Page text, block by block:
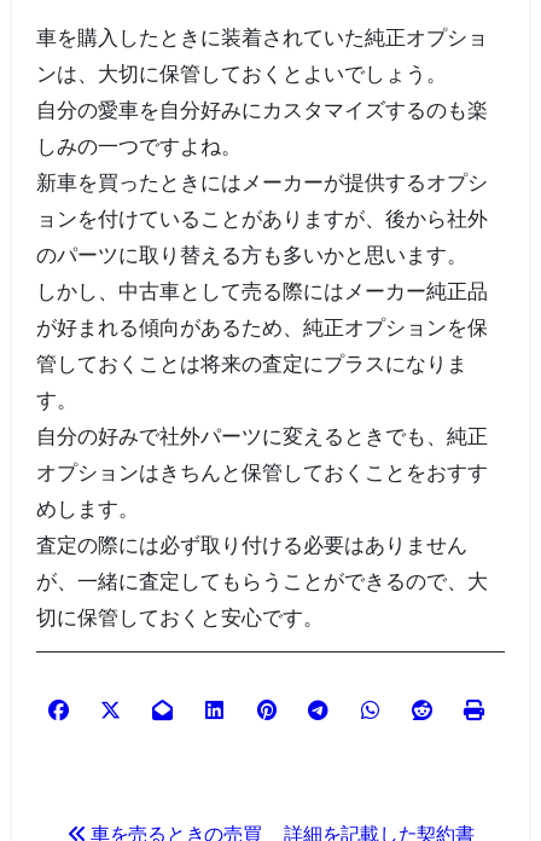
車を購入したときに装着されていた純正オプショ
ンは、大切に保管しておくとよいでしょう。
自分の愛車を自分好みにカスタマイズするのも楽
しみの一つですよね。
新車を買ったときにはメーカーが提供するオプシ
ョンを付けていることがありますが、後から社外
のパーツに取り替える方も多いかと思います。
しかし、中古車として売る際にはメーカー純正品
が好まれる傾向があるため、純正オプションを保
管しておくことは将来の査定にプラスになりま
す。
自分の好みで社外パーツに変えるときでも、純正
オプションはきちんと保管しておくことをおすす
めします。
査定の際には必ず取り付ける必要はありません
が、一緒に査定してもらうことができるので、大
切に保管しておくと安心です。
車を売るときの売買
詳細を記載した契約書